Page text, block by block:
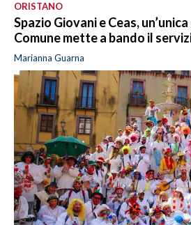
ORISTANO
Spazio Giovani e Ceas,
Comune mette a bando il
Marianna Guarna